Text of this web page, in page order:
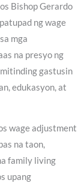
Bishop Gerardo
ng wage
mga
na presyo ng
gastusin
edukasyon, at
wage adjustment
na taon,
family living
upang